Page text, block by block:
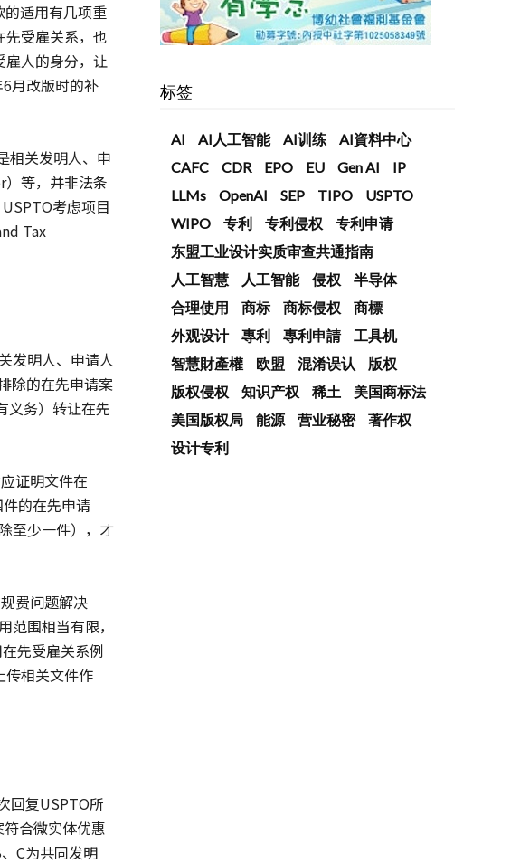
适用有几项重
受雇关系，也
雇人的身分，让
月改版时的补
相关发明人、申
等，并非法条
考虑项目
Tax
发明人、申请人
除的在先申请案
义务）转让在先
证明文件在
的在先申请
至少一件），才
费问题解决
围相当有限，
先受雇关系例
传相关文件作
回复USPTO所
合微实体优惠
C为共同发明
标签
AI AI人工智能 AI训练
AI資料中心
CAFC
CDR EPO EU Gen AI
IP
LLMs
OpenAI SEP TIPO
USPTO
WIPO
专利 专利侵权
专利申请
东盟工业设计实质审查共通指南
人工智慧
人工智能 侵权
半导体
合理使用
商标 商标侵权
商標
外观设计
專利 專利申請
工具机
智慧財產權
欧盟 混淆误认
版权
版权侵权
知识产权 稀土
美国商标法
美国版权局
能源 营业秘密
著作权
设计专利